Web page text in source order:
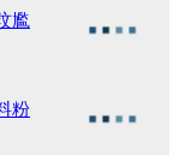
尷
粉